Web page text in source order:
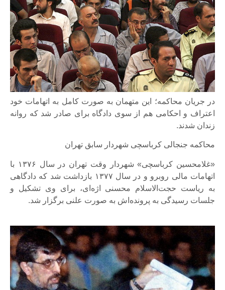
در جریان محاکمه؛ این متهمان به صورت کامل به اتهامات خود
اعتراف و احکامی هم از سوی دادگاه برای صادر شد که روانه
زندان شدند.
محاکمه جنجالی کرباسچی شهردار سابق تهران
«غلامحسین کرباسچی» شهردار وقت تهران در سال ۱۳۷۶ با
اتهامات مالی روبرو و در سال ۱۳۷۷ بازداشت شد که دادگاهی
به ریاست حجت‌الاسلام محسنی اژه‌ای، برای وی تشکیل و
جلسات رسیدگی به پرونده‌اش به صورت علنی برگزار شد.